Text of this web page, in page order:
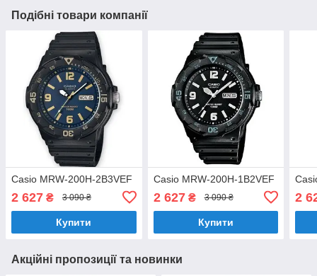
Подібні товари компанії
Casio MRW-200H-2B3VEF
2 627 ₴ 3 090 ₴
Купити
Casio MRW-200H-1B2VEF
2 627₴ 3 090 ₴
Купити
2
Акційні пропозиції та новинки